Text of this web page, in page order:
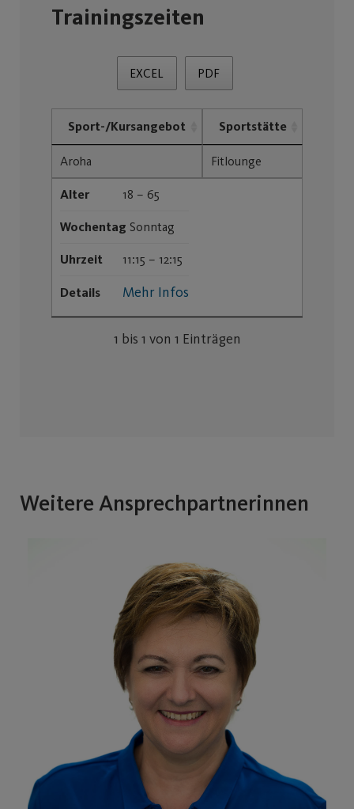
Trainingszeiten
EXCEL PDF
Sport-/Kursangebot Sportstätte
Aroha Fitlounge
Alter 18 – 65
Wochentag Sonntag
Uhrzeit 11:15 – 12:15
Details Mehr Infos
1 bis 1 von 1 Einträgen
Weitere Ansprechpartnerinnen